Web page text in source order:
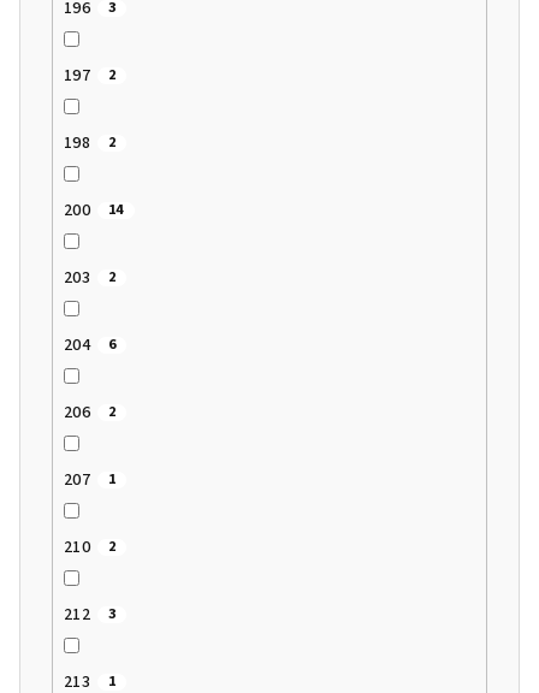
196 3
197 2
198 2
200 14
203 2
204 6
206 2
207 1
210 2
212 3
213 1